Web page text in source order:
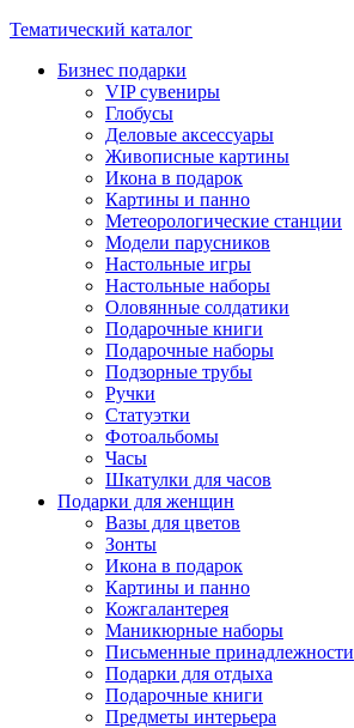
Тематический каталог
Бизнес подарки
VIP сувениры
Глобусы
Деловые аксессуары
Живописные картины
Икона в подарок
Картины и панно
Метеорологические станции
Модели парусников
Настольные игры
Настольные наборы
Оловянные солдатики
Подарочные книги
Подарочные наборы
Подзорные трубы
Ручки
Статуэтки
Фотоальбомы
Часы
Шкатулки для часов
Подарки для женщин
Вазы для цветов
Зонты
Икона в подарок
Картины и панно
Кожгалантерея
Маникюрные наборы
Письменные принадлежности
Подарки для отдыха
Подарочные книги
Предметы интерьера